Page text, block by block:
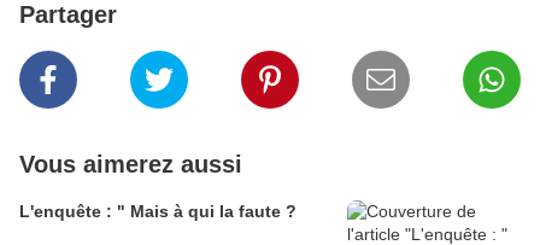
Partager
Vous aimerez aussi
L'enquête : " Mais à qui la faute ?